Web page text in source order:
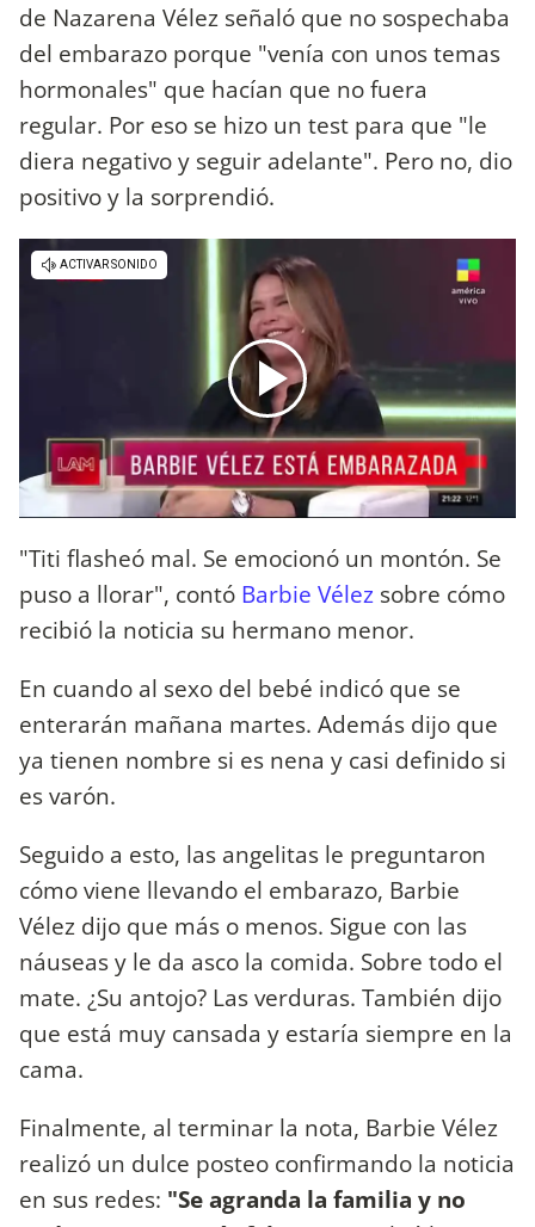
de Nazarena Vélez señaló que no sospechaba
del embarazo porque "venía con unos temas
hormonales" que hacían que no fuera
regular. Por eso se hizo un test para que "le
diera negativo y seguir adelante". Pero no, dio
positivo y la sorprendió.
"Titi flasheó mal. Se emocionó un montón. Se
puso a llorar", contó Barbie Vélez sobre cómo
recibió la noticia su hermano menor.
En cuando al sexo del bebé indicó que se
enterarán mañana martes. Además dijo que
ya tienen nombre si es nena y casi definido si
es varón.
Seguido a esto, las angelitas le preguntaron
cómo viene llevando el embarazo, Barbie
Vélez dijo que más o menos. Sigue con las
náuseas y le da asco la comida. Sobre todo el
mate. ¿Su antojo? Las verduras. También dijo
que está muy cansada y estaría siempre en la
cama.
Finalmente, al terminar la nota, Barbie Vélez
realizó un dulce posteo confirmando la noticia
en sus redes: "Se agranda la familia y no